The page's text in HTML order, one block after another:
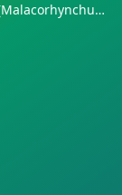
Spatelschnabelente (Malacorhynchus membranaceus)